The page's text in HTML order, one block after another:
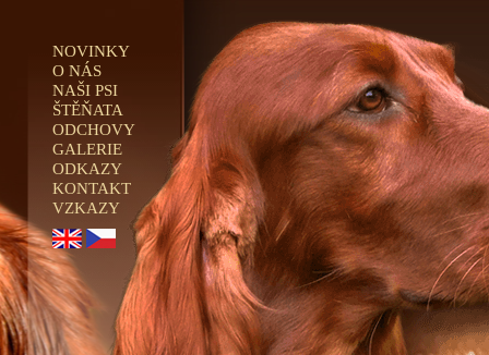
NOVINKY
O NÁS
NAŠI PSI
ŠTĚŇATA
ODCHOVY
GALERIE
ODKAZY
KONTAKT
VZKAZY